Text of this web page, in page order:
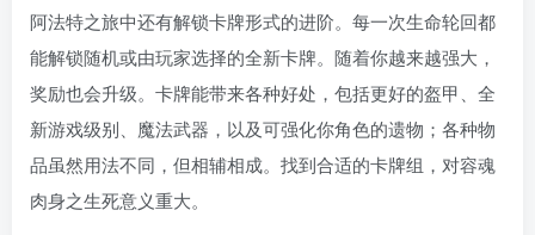
阿法特之旅中还有解锁卡牌形式的进阶。每一次生命轮回都
能解锁随机或由玩家选择的全新卡牌。随着你越来越强大，
奖励也会升级。卡牌能带来各种好处，包括更好的盔甲、全
新游戏级别、魔法武器，以及可强化你角色的遗物；各种物
品虽然用法不同，但相辅相成。找到合适的卡牌组，对容魂
肉身之生死意义重大。